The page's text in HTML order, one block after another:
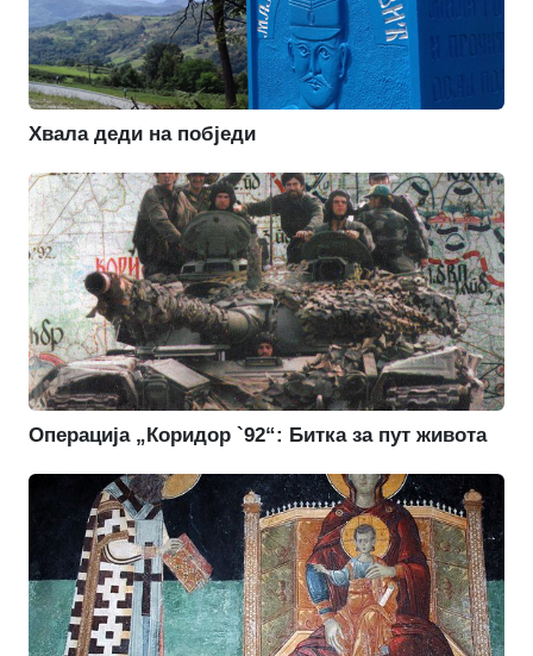
Хвала деди на побједи
Операција „Коридор `92“: Битка за пут живота